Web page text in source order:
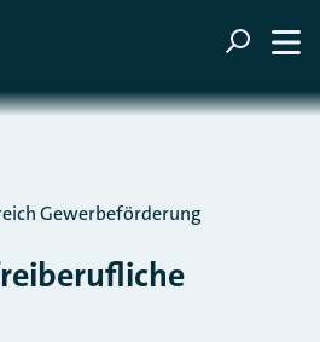
Gewerbeförderung